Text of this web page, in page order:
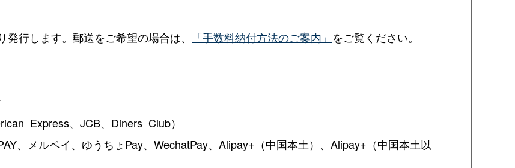
行します。郵送をご希望の場合は、
「手数料納付方法のご案内」 をご覧ください。
、JCB、Diners_Club）
、メルペイ、ゆうちょPay、WechatPay、Alipay+（中国本土）、Alipay+（中国本土以